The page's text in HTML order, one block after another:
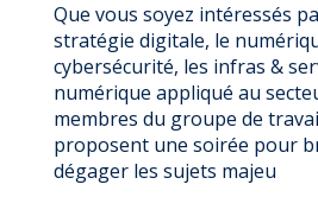
Que vous soyez intéressés
stratégie digitale, le
cybersécurité, les infras &
numérique appliqué au
membres du groupe de
proposent une soirée pour
dégager les sujets majeu